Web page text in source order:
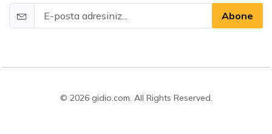
Abone
© 2026 gidio.com. All Rights Reserved.